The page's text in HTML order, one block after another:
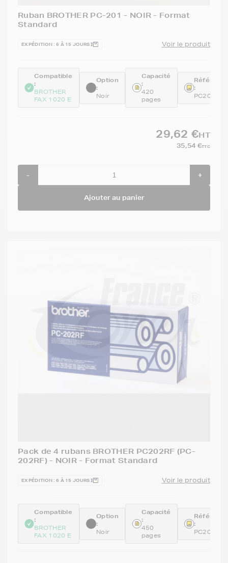
Ruban BROTHER PC-201 - NOIR - Format
Standard
EXPÉDITION : 6 À 15 JOURS Voir le produit
Compatible
:
BROTHER
FAX 1020 E
Option
:
Noir
Capacité
:
420
pages
:
PC201
29,62 €HT
35,54 €TTC
- +
Ajouter au panier
Pack de 4 rubans BROTHER PC202RF (PC-
202RF) - NOIR - Format Standard
EXPÉDITION : 6 À 15 JOURS Voir le produit
Compatible
:
BROTHER
FAX 1020 E
Option
:
Noir
Capacité
:
450
pages
:
PC202RF